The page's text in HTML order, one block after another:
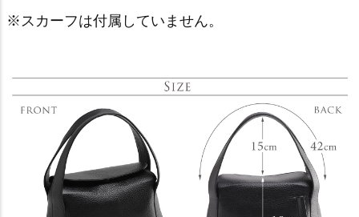
※スカーフは付属していません。